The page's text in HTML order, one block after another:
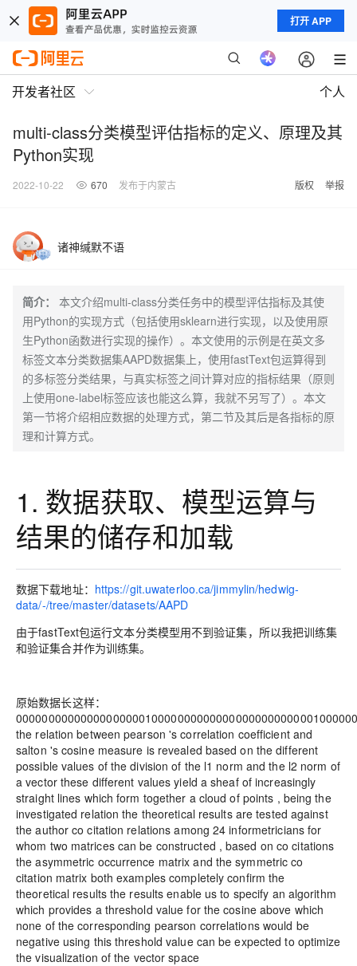
打开 APP
开发者社区 个人
multi-class分类模型评估指标的定义、原理及其
Python实现
2022-10-22 670 发布于内蒙古 版权 举报
诸神缄默不语
简介：
本文介绍multi-class分类任务中的模型评估指标及其使
用Python的实现方式（包括使用sklearn进行实现，以及使用原
生Python函数进行实现的操作）。本文使用的示例是在英文多
标签文本分类数据集AAPD数据集上，使用fastText包运算得到
的多标签分类结果，与真实标签之间计算对应的指标结果（原则
上使用one-label标签应该也能这么算，我就不另写了）。本文
第一节将介绍相应数据的处理方式，第二节及其后是各指标的原
理和计算方式。
1. 数据获取、模型运算与
结果的储存和加载
数据下载地址： https://git.uwaterloo.ca/jimmylin/hedwig-
data/-/tree/master/datasets/AAPD
由于fastText包运行文本分类模型用不到验证集，所以我把训练集
和验证集合并作为训练集。
原始数据长这样：
the relation between pearson 's correlation coefficient and
salton 's cosine measure is revealed based on the different
possible values of the division of the l1 norm and the l2 norm of
a vector these different values yield a sheaf of increasingly
straight lines which form together a cloud of points , being the
investigated relation the theoretical results are tested against
the author co citation relations among 24 informetricians for
whom two matrices can be constructed , based on co citations
the asymmetric occurrence matrix and the symmetric co
citation matrix both examples completely confirm the
theoretical results the results enable us to specify an algorithm
which provides a threshold value for the cosine above which
none of the corresponding pearson correlations would be
negative using this threshold value can be expected to optimize
the visualization of the vector space